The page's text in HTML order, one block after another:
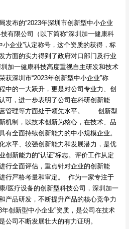
发布的“2023年深圳市创新型中小企业
有限公司（以下简称“深圳加一健康科
小企业”认定称号，这个资质的获得，标
方面的实力得到了政府对口部门及行业
加一健康科技高度重视自主研发和技术
获深圳市“2023年创新型中小企业”称
中的一大跃升，更是对公司专业力、创
可，进一步表明了公司在科研创新能
营管理等方面处于领先水平。 创新型
机制，以技术创新为核心，在技术、品
有全面持续创新能力的中小规模企业。
水平、较强创新能力和发展潜力，是优
创新能力的“认证”标志。评价工作从定
行全面评估，重点针对企业的创新能
行严格考量和审定。 作为一家专注于
/医疗设备的创新型科技公司，深圳加一
产品研发，不断提升产品的核心竞争力
创新型中小企业”资质，是公司在技术
是公司不断发展壮大的有力证明。